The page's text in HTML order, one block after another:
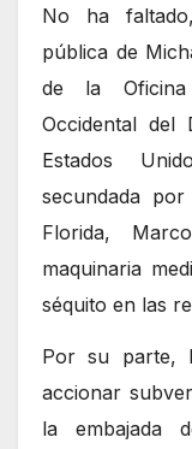
No ha
pública de
de la
Occidental del
Estados
secundada
Florida,
maquinaria
séquito en las
Por su parte,
accionar
la embajada